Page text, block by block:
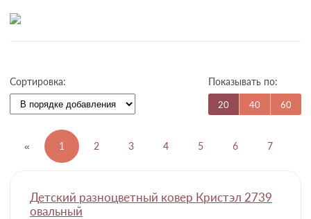
Сортировка: Показывать по:
20 40 60
« 1 2 3 4 5 6 7
Детский разноцветный ковер Кристэл 2739
овальный